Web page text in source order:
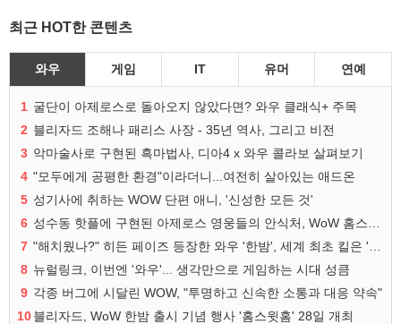
최근 HOT한 콘텐츠
와우 게임 IT 유머 연예
1 굴단이 아제로스로 돌아오지 않았다면? 와우 클래식+ 주목
2 블리자드 조해나 패리스 사장 - 35년 역사, 그리고 비전
3 악마술사로 구현된 흑마법사, 디아4 x 와우 콜라보 살펴보기
4 "모두에게 공평한 환경"이라더니...여전히 살아있는 애드온
5 성기사에 취하는 WOW 단편 애니, '신성한 모든 것'
6
7
8 뉴럴링크, 이번엔 '와우'... 생각만으로 게임하는 시대 성큼
9 각종 버그에 시달린 WOW, "투명하고 신속한 소통과 대응 약속"
10블리자드, WoW 한밤 출시 기념 행사 '홈스윗홈' 28일 개최